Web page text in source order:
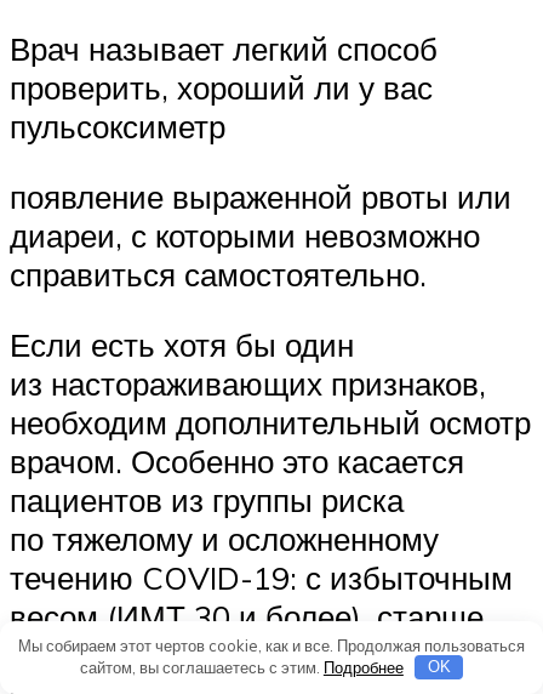
Врач называет легкий способ
проверить, хороший ли у вас
пульсоксиметр
появление выраженной рвоты или
диареи, с которыми невозможно
справиться самостоятельно.
Если есть хотя бы один
из настораживающих признаков,
необходим дополнительный осмотр
врачом. Особенно это касается
пациентов из группы риска
по тяжелому и осложненному
течению COVID-19: с избыточным
весом (ИМТ 30 и более), старше
55−60 лет, с хроническими
Мы собираем этот чертов cookie, как и все. Продолжая пользоваться
сайтом, вы соглашаетесь с этим. Подробнее OK